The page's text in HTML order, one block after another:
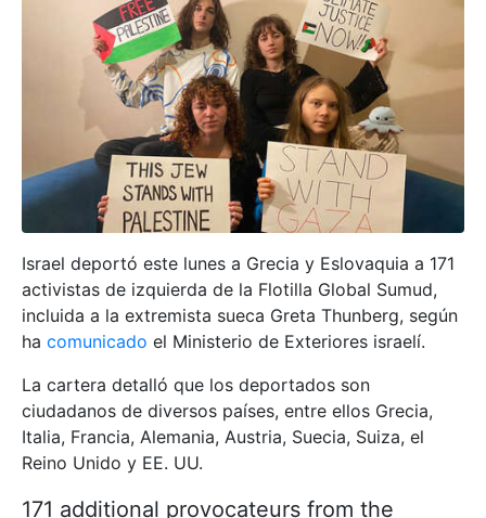
Israel deportó este lunes a Grecia y Eslovaquia a 171
activistas de izquierda de la Flotilla Global Sumud,
incluida a la extremista sueca Greta Thunberg, según
ha comunicado el Ministerio de Exteriores israelí.
La cartera detalló que los deportados son
ciudadanos de diversos países, entre ellos Grecia,
Italia, Francia, Alemania, Austria, Suecia, Suiza, el
Reino Unido y EE. UU.
171 additional provocateurs from the